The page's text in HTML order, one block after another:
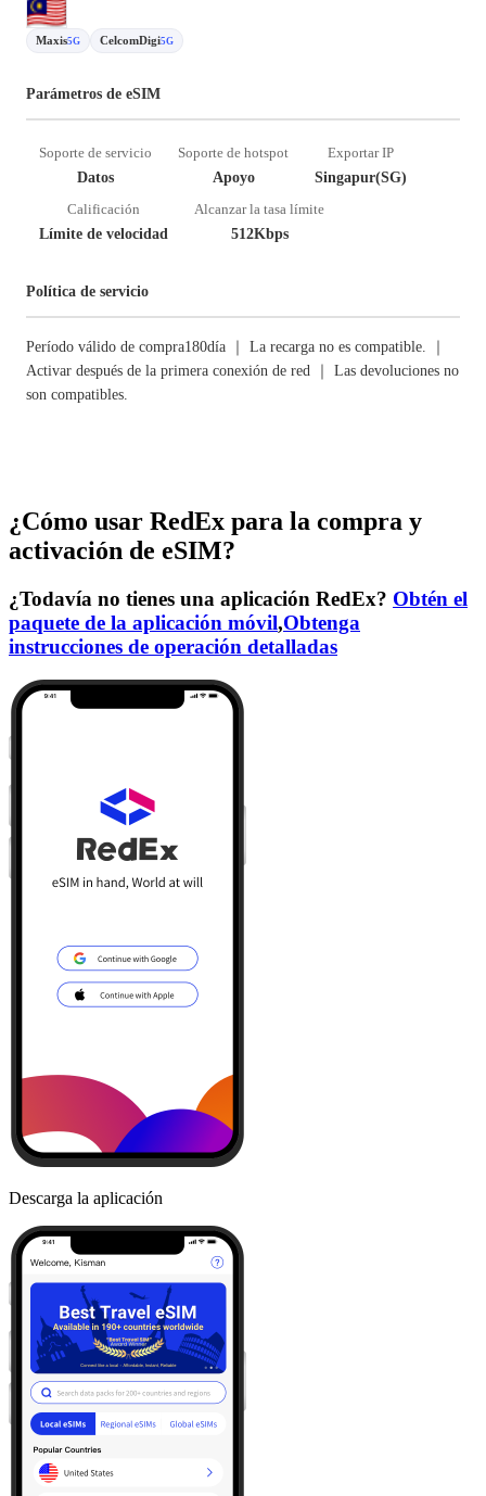
Maxis5G CelcomDigi5G
Parámetros de eSIM
Soporte de servicio
Datos
Soporte de hotspot
Apoyo
Exportar IP
Singapur(SG)
Calificación
Límite de velocidad
Alcanzar la tasa límite
512Kbps
Política de servicio
Período válido de compra180día ｜ La recarga no es compatible. ｜
Activar después de la primera conexión de red ｜ Las devoluciones no
son compatibles.
¿Cómo usar RedEx para la compra y
activación de eSIM?
¿Todavía no tienes una aplicación RedEx? Obtén el
paquete de la aplicación móvil,Obtenga
instrucciones de operación detalladas
Descarga la aplicación